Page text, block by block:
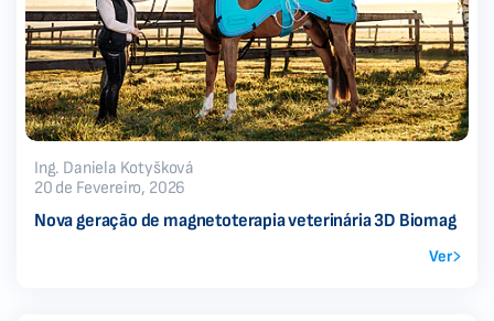
Ing. Daniela Kotyšková
20 de Fevereiro, 2026
Nova geração de magnetoterapia veterinária 3D Biomag
Ver